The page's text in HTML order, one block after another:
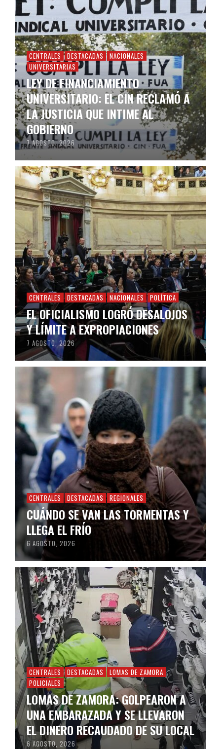
CENTRALES DESTACADAS
NACIONALES
UNIVERSITARIAS
LEY DE FINANCIAMIENTO
UNIVERSITARIO: EL CIN RECLAMÓ A
LA JUSTICIA QUE INTIME AL
GOBIERNO
7 AGOSTO, 2026
CENTRALES DESTACADAS NACIONALES POLÍTICA
EL OFICIALISMO LOGRÓ DESALOJOS
Y LÍMITE A EXPROPIACIONES
7 AGOSTO, 2026
CENTRALES DESTACADAS REGIONALES
CUÁNDO SE VAN LAS TORMENTAS Y
LLEGA EL FRÍO
6 AGOSTO, 2026
CENTRALES DESTACADAS
LOMAS DE ZAMORA
POLICIALES
LOMAS DE ZAMORA: GOLPEARON A
UNA EMBARAZADA Y SE LLEVARON
EL DINERO RECAUDADO DE SU LOCAL
6 AGOSTO, 2026